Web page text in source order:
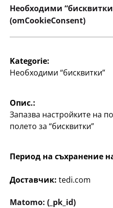
Домашни любимци
Купичка
почистване, Ø прибл. 17
цветове, по
Необходими
(omCookieConsent)
Kategorie:
Необходими “бисквитки”
Опис.:
Запазва настройките на
полето за “бисквитки”
Период на съхранение
Доставчик: tedi.com
Matomo: (_pk_id)